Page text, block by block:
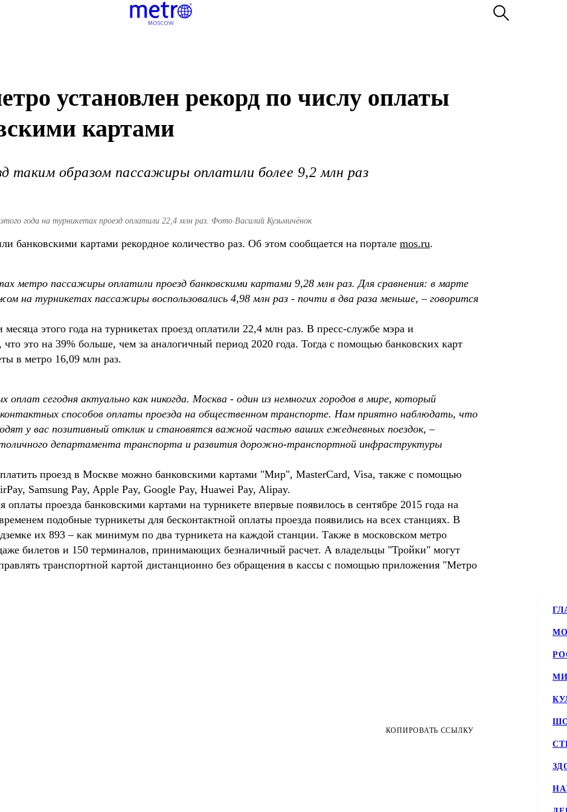
установлен рекорд по числу оплаты
картами
таким образом пассажиры оплатили более 9,2 млн раз
года на турникетах проезд оплатили 22,4 млн раз. Фото Василий Кузьмичёнок
банковскими картами рекордное количество раз. Об этом сообщается на портале mos.ru.
метро пассажиры оплатили проезд банковскими картами 9,28 млн раз. Для сравнения: в марте
на турникетах пассажиры воспользовались 4,98 млн раз - почти в два раза меньше, – говорится
этого года на турникетах проезд оплатили 22,4 млн раз. В пресс-службе мэра и
что это на 39% больше, чем за аналогичный период 2020 года. Тогда с помощью банковских карт
в метро 16,09 млн раз.
оплат сегодня актуально как никогда. Москва - один из немногих городов в мире, который
способов оплаты проезда на общественном транспорте. Нам приятно наблюдать, что
у вас позитивный отклик и становятся важной частью ваших ежедневных поездок, –
департамента транспорта и развития дорожно-транспортной инфраструктуры
проезд в Москве можно банковскими картами "Мир", MasterCard, Visa, также с помощью
Samsung Pay, Apple Pay, Google Pay, Huawei Pay, Alipay.
оплаты проезда банковскими картами на турникете впервые появилось в сентябре 2015 года на
подобные турникеты для бесконтактной оплаты проезда появились на всех станциях. В
их 893 – как минимум по два турникета на каждой станции. Также в московском метро
билетов и 150 терминалов, принимающих безналичный расчет. А владельцы "Тройки" могут
транспортной картой дистанционно без обращения в кассы с помощью приложения "Метро
КОПИРОВАТЬ ССЫЛКУ